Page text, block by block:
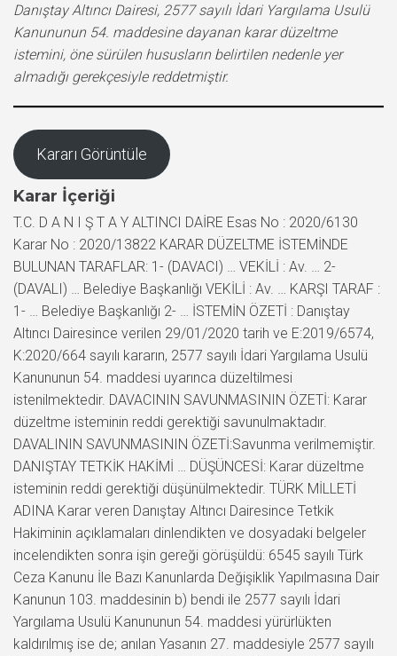
Danıştay Altıncı Dairesi, 2577 sayılı İdari Yargılama Usulü
Kanununun 54. maddesine dayanan karar düzeltme
istemini, öne sürülen hususların belirtilen nedenle yer
almadığı gerekçesiyle reddetmiştir.
Kararı Görüntüle
Karar İçeriği
T.C. D A N I Ş T A Y ALTINCI DAİRE Esas No : 2020/6130
Karar No : 2020/13822 KARAR DÜZELTME İSTEMİNDE
BULUNAN TARAFLAR: 1- (DAVACI) … VEKİLİ : Av. … 2-
(DAVALI) … Belediye Başkanlığı VEKİLİ : Av. … KARŞI TARAF :
1- … Belediye Başkanlığı 2- … İSTEMİN ÖZETİ : Danıştay
Altıncı Dairesince verilen 29/01/2020 tarih ve E:2019/6574,
K:2020/664 sayılı kararın, 2577 sayılı İdari Yargılama Usulü
Kanununun 54. maddesi uyarınca düzeltilmesi
istenilmektedir. DAVACININ SAVUNMASININ ÖZETİ: Karar
düzeltme isteminin reddi gerektiği savunulmaktadır.
DAVALININ SAVUNMASININ ÖZETİ:Savunma verilmemiştir.
DANIŞTAY TETKİK HAKİMİ … DÜŞÜNCESİ: Karar düzeltme
isteminin reddi gerektiği düşünülmektedir. TÜRK MİLLETİ
ADINA Karar veren Danıştay Altıncı Dairesince Tetkik
Hakiminin açıklamaları dinlendikten ve dosyadaki belgeler
incelendikten sonra işin gereği görüşüldü: 6545 sayılı Türk
Ceza Kanunu İle Bazı Kanunlarda Değişiklik Yapılmasına Dair
Kanunun 103. maddesinin b) bendi ile 2577 sayılı İdari
Yargılama Usulü Kanununun 54. maddesi yürürlükten
kaldırılmış ise de; anılan Yasanın 27. maddesiyle 2577 sayılı